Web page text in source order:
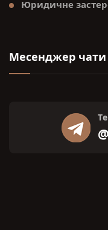
Юридичне
Месенджер чати